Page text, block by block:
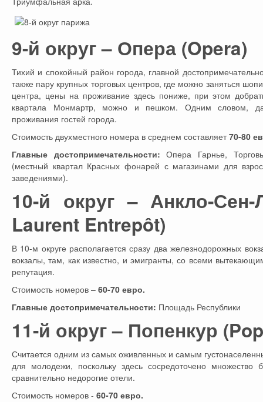
9-й округ – Опера (Opera)
Тихий и спокойный район города, главной
также пару крупных торговых центров, где можно заняться
центра, цены на проживание здесь пониже, при этом
квартала Монмартр, можно и пешком. Одним словом,
проживания гостей города.
Стоимость двухместного номера в среднем составляет70-80
Главные достопримечательности: Опера Гарнье,
(местный квартал Красных фонарей с магазинами для
заведениями).
10-й округ – Анкло-Сен-
Laurent Entrepôt)
В 10-м округе располагается сразу два железнодорожных
вокзалы, там, как известно, и эмигранты, со всеми
репутация.
Стоимость номеров – 60-70 евро.
Главные достопримечательности: Площадь Республики
11-й округ – Попенкур
Считается одним из самых оживленных и самым
для молодежи, поскольку здесь сосредоточено
сравнительно недорогие отели.
Стоимость номеров - 60-70 евро.